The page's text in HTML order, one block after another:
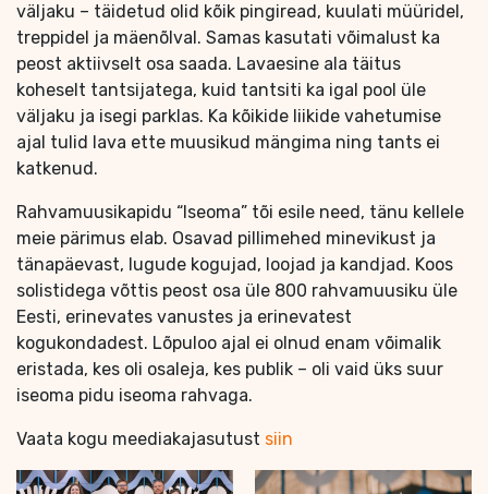
väljaku – täidetud olid kõik pingiread, kuulati müüridel,
treppidel ja mäenõlval. Samas kasutati võimalust ka
peost aktiivselt osa saada. Lavaesine ala täitus
koheselt tantsijatega, kuid tantsiti ka igal pool üle
väljaku ja isegi parklas. Ka kõikide liikide vahetumise
ajal tulid lava ette muusikud mängima ning tants ei
katkenud.
Rahvamuusikapidu “Iseoma” tõi esile need, tänu kellele
meie pärimus elab. Osavad pillimehed minevikust ja
tänapäevast, lugude kogujad, loojad ja kandjad. Koos
solistidega võttis peost osa üle 800 rahvamuusiku üle
Eesti, erinevates vanustes ja erinevatest
kogukondadest. Lõpuloo ajal ei olnud enam võimalik
eristada, kes oli osaleja, kes publik – oli vaid üks suur
iseoma pidu iseoma rahvaga.
Vaata kogu meediakajasutust siin